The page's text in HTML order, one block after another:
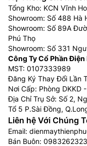
Tổng Kho: KCN Vĩnh
Showroom: Số 488 Hà
Showroom: Số 89A
Phú Thọ
Showroom: Số 331
Công Ty Cổ Phần Điện
MST: 0107333989
Đăng Ký Thay Đổi Lần
Nơi Cấp: Phòng DKKD
Địa Chỉ Trụ Sở: Số 2,
Tổ 5 P.Sài Đồng,
Liên hệ Với Chúng
Email:
Bán Buôn: 0983262323